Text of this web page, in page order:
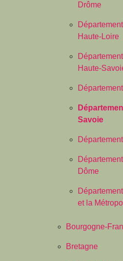
Drôme
Haute-Loire
Haute-
Savoie
Dôme
et la
Bourgogne-
Bretagne